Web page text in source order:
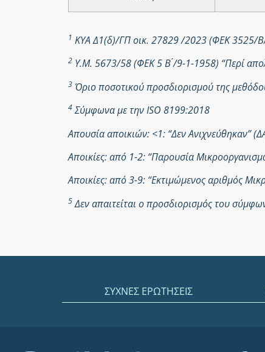
1 ΚΥΑ Δ1(δ)/ΓΠ οικ. 27829 /2023 (ΦΕΚ 3525/
2 Υ.Μ. 5673/58 (ΦΕΚ 5 Β ́/9-1-1958) “Περί
3 Όριο ποσοτικού προσδιορισμού της
4Σύμφωνα με την ISO 8199:2018
Απουσία αποικιών: <1: “Δεν Ανιχνεύθηκαν”
Αποικίες: από 1-2: “Παρουσία
Αποικίες: από 3-9: “Εκτιμώμενος αριθμός
5Δεν απαιτείται ο προσδιορισμός του
ΣΥΧΝΕΣ ΕΡΩΤΗΣΕΙΣ